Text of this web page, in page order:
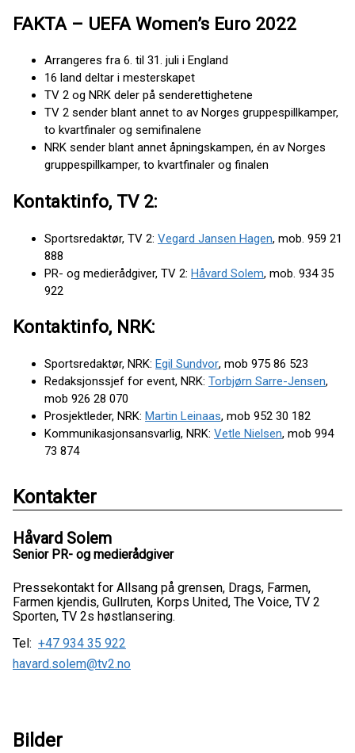
FAKTA – UEFA Women’s Euro 2022
Arrangeres fra 6. til 31. juli i England
16 land deltar i mesterskapet
TV 2 og NRK deler på senderettighetene
TV 2 sender blant annet to av Norges gruppespillkamper,
to kvartfinaler og semifinalene
NRK sender blant annet åpningskampen, én av Norges
gruppespillkamper, to kvartfinaler og finalen
Kontaktinfo, TV 2:
Sportsredaktør, TV 2: Vegard Jansen Hagen, mob. 959 21
888
PR- og medierådgiver, TV 2: Håvard Solem, mob. 934 35
922
Kontaktinfo, NRK:
Sportsredaktør, NRK: Egil Sundvor, mob 975 86 523
Redaksjonssjef for event, NRK: Torbjørn Sarre-Jensen,
mob 926 28 070
Prosjektleder, NRK: Martin Leinaas, mob 952 30 182
Kommunikasjonsansvarlig, NRK: Vetle Nielsen, mob 994
73 874
Kontakter
Håvard Solem
Senior PR- og medierådgiver
Pressekontakt for Allsang på grensen, Drags, Farmen,
Farmen kjendis, Gullruten, Korps United, The Voice, TV 2
Sporten, TV 2s høstlansering.
Tel: +47 934 35 922
havard.solem@tv2.no
Bilder